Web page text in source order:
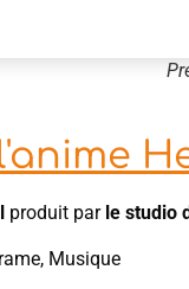
produit par le studio
Musique